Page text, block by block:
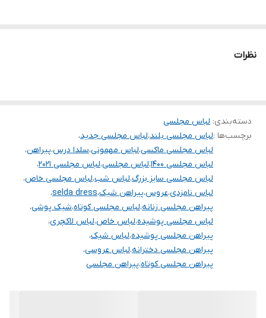
نظرات
دسته‌بندی: لباس مجلسی
برچسب‌ها :لباس مجلسی بلند،لباس مجلسی جدید،
لباس مجلسی ماکسی،لباس مهمونی،سلدا درس،پیراهن،
لباس مجلسی ۱۴۰۰
،لباس مجلسی،لباس مجلسی ۲۰۲۱
،
لباس مجلسی سایز بزرگ،لباس شب،لباس مجلسی خاص،
لباس نامزدی،عروس،پیراهن شیک،selda dress،
پیراهن مجلسی زنانه،لباس مجلسی کوتاه،شیک پوشی،
لباس مجلسی پوشیده،لباس خاص،لباس لاکچری،
پیراهن مجلسی پوشیده،لباس شیک،
پیراهن مجلسی دخترانه،لباس عروسی،
پیراهن مجلسی کوتاه،پیراهن مجلسی